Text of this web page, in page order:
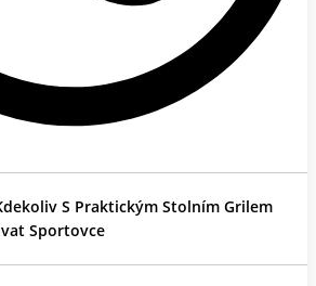
S Praktickým Stolním Grilem
Sportovce